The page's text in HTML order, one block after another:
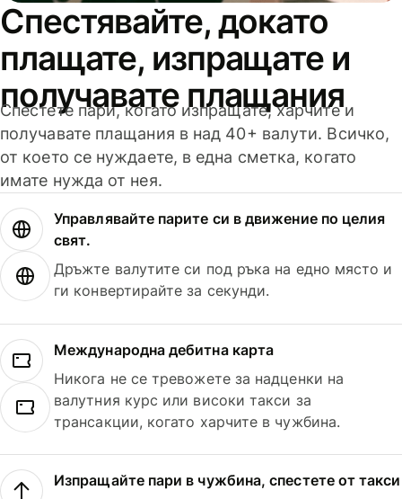
Спестявайте, докато
плащате, изпращате и
получавате плащания
Спестете пари, когато изпращате, харчите и
получавате плащания в над 40+ валути. Всичко,
от което се нуждаете, в една сметка, когато
имате нужда от нея.
Управлявайте парите си в движение по целия
свят.
Дръжте валутите си под ръка на едно място и
ги конвертирайте за секунди.
Международна дебитна карта
Никога не се тревожете за надценки на
валутния курс или високи такси за
трансакции, когато харчите в чужбина.
Изпращайте пари в чужбина, спестете от такси